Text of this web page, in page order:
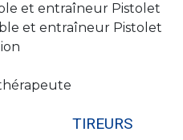
et entraîneur Pistolet
et entraîneur Pistolet
TIREURS